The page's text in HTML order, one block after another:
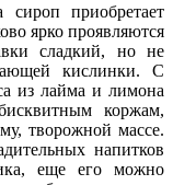
приобретает
ярко проявляются
сладкий, но не
кислинки. С
из лайма и лимона
коржам,
творожной массе.
напитков
еще его можно